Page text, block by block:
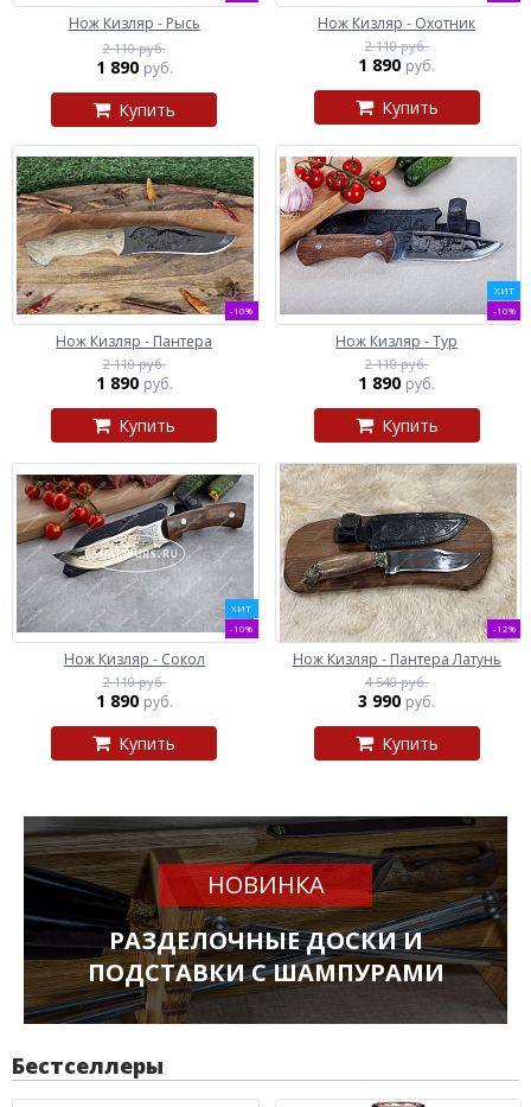
Нож Кизляр - Рысь
2 110 руб.
1 890 руб.
Купить
Нож Кизляр - Охотник
2 110 руб.
1 890 руб.
Купить
-10%
Нож Кизляр - Пантера
2 110 руб.
1 890 руб.
Купить
ХИТ
-10%
Нож Кизляр - Тур
2 110 руб.
1 890 руб.
Купить
ХИТ
-10%
Нож Кизляр - Сокол
2 110 руб.
1 890 руб.
Купить
-12%
Нож Кизляр - Пантера Латунь
4 540 руб.
3 990 руб.
Купить
НОВИНКА
РАЗДЕЛОЧНЫЕ ДОСКИ И
ПОДСТАВКИ С ШАМПУРАМИ
Бестселлеры